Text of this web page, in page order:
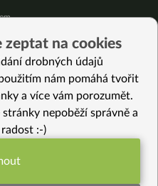
vločkami
zeptat na cookies
drobných údajů
nám pomáhá tvořit
a více vám porozumět.
nepoběží správně a
:-)
(vždy